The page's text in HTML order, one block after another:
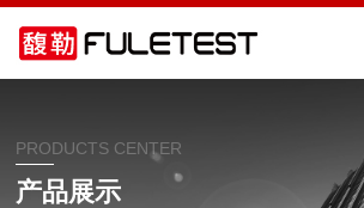
PRODUCTS CENTER
产品展示